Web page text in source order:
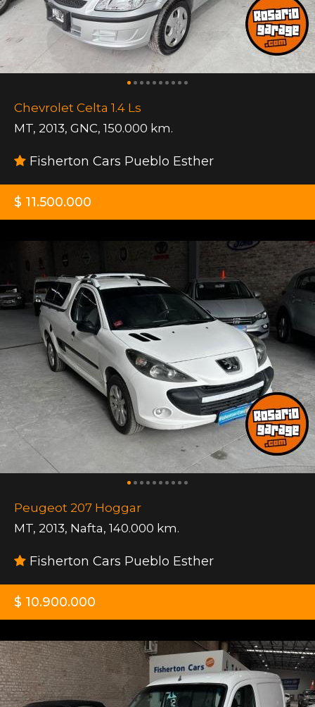
Chevrolet Celta 1.4 Ls
MT, 2013, GNC, 150.000 km.
Fisherton Cars Pueblo Esther
$ 11.500.000
Peugeot 207 Hoggar
MT, 2013, Nafta, 140.000 km.
Fisherton Cars Pueblo Esther
$ 10.900.000